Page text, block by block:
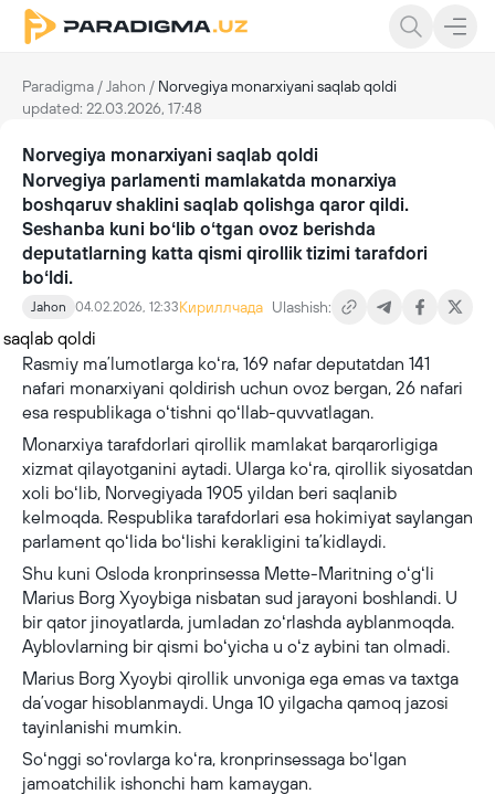
Paradigma / Jahon / Norvegiya monarxiyani saqlab qoldi
updated: 22.03.2026, 17:48
Norvegiya monarxiyani saqlab qoldi
Norvegiya parlamenti mamlakatda monarxiya
boshqaruv shaklini saqlab qolishga qaror qildi.
Seshanba kuni boʻlib oʻtgan ovoz berishda
deputatlarning katta qismi qirollik tizimi tarafdori
boʻldi.
Jahon 04.02.2026, 12:33Кириллчада Ulashish:
Rasmiy maʼlumotlarga koʻra, 169 nafar deputatdan 141
nafari monarxiyani qoldirish uchun ovoz bergan, 26 nafari
esa respublikaga oʻtishni qoʻllab-quvvatlagan.
Monarxiya tarafdorlari qirollik mamlakat barqarorligiga
xizmat qilayotganini aytadi. Ularga koʻra, qirollik siyosatdan
xoli boʻlib, Norvegiyada 1905 yildan beri saqlanib
kelmoqda. Respublika tarafdorlari esa hokimiyat saylangan
parlament qoʻlida boʻlishi kerakligini taʼkidlaydi.
Shu kuni Osloda kronprinsessa Mette-Maritning oʻgʻli
Marius Borg Xyoybiga nisbatan sud jarayoni boshlandi. U
bir qator jinoyatlarda, jumladan zoʻrlashda ayblanmoqda.
Ayblovlarning bir qismi boʻyicha u oʻz aybini tan olmadi.
Marius Borg Xyoybi qirollik unvoniga ega emas va taxtga
daʼvogar hisoblanmaydi. Unga 10 yilgacha qamoq jazosi
tayinlanishi mumkin.
Soʻnggi soʻrovlarga koʻra, kronprinsessaga boʻlgan
jamoatchilik ishonchi ham kamaygan.